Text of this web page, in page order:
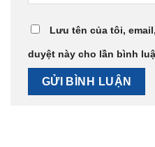
Lưu tên của tôi,
duyệt này cho lần bình